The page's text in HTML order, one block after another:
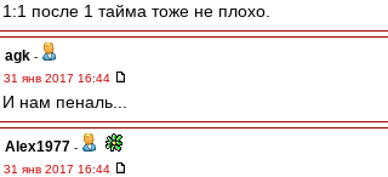
1:1 после 1 тайма тоже не плохо.
agk -
31 янв 2017 16:44
И нам пеналь...
Alex1977 -
31 янв 2017 16:44